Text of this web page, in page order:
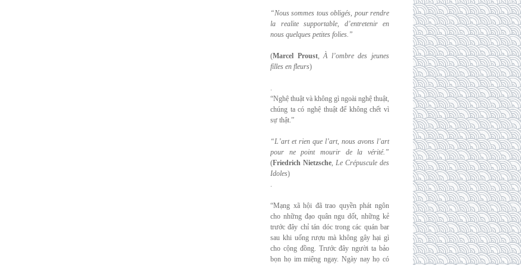
“Nous sommes tous obligés, pour rendre
la realite supportable, d’entretenir en
nous quelques petites folies.”
(Marcel Proust,À l’ombre des jeunes
filles en fleurs)
.
“Nghệ thuật và không gì ngoài nghệ thuật,
chúng ta có nghệ thuật để không chết vì
sự thật.”
“L’art et rien que l’art, nous avons l’art
pour ne point mourir de la vérité.”
(Friedrich Nietzsche, Le Crépuscule des
Idoles)
.
“Mạng xã hội đã trao quyền phát ngôn
cho những đạo quân ngu dốt, những kẻ
trước đây chỉ tán dóc trong các quán bar
sau khi uống rượu mà không gây hại gì
cho cộng đồng. Trước đây người ta bảo
bọn họ im miệng ngay. Ngày nay họ có